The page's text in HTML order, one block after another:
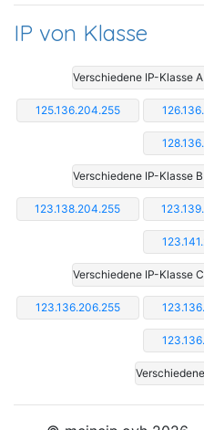
IP von Klasse
Verschiedene IP-Klasse
125.136.204.255
Verschiedene IP-Klasse
123.138.204.255
Verschiedene IP-Klasse
123.136.206.255